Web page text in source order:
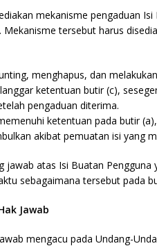
mekanisme pengaduan
Mekanisme tersebut harus
menghapus, dan
ketentuan butir (c),
pengaduan diterima.
ketentuan pada butir
akibat pemuatan isi yang
jawab atas Isi Buatan
sebagaimana tersebut pada
Jawab
mengacu pada Undang-